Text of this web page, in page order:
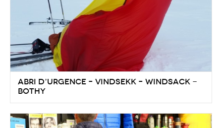
Abri d’urgence – Vindsekk – Windsack -
Bothy